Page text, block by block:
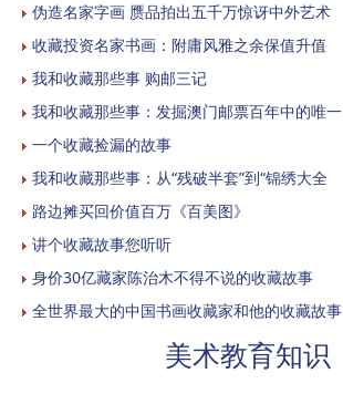
伪造名家字画 赝品拍出五千万惊讶中外艺术
收藏投资名家书画：附庸风雅之余保值升值
我和收藏那些事 购邮三记
我和收藏那些事：发掘澳门邮票百年中的唯一
一个收藏捡漏的故事
我和收藏那些事：从“残破半套”到“锦绣大全
路边摊买回价值百万《百美图》
讲个收藏故事您听听
身价30亿藏家陈治木不得不说的收藏故事
全世界最大的中国书画收藏家和他的收藏故事
美术教育知识